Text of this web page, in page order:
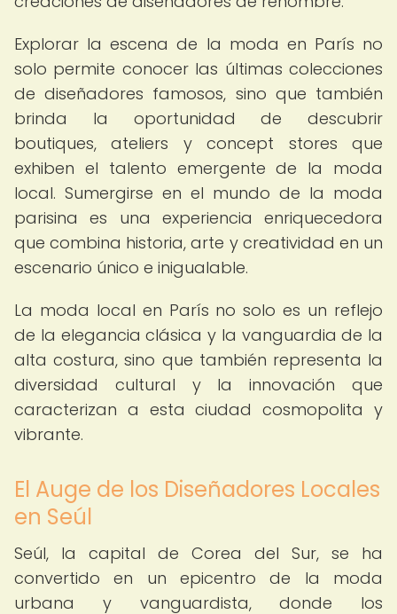
Explorar la escena de la moda en París no
solo permite conocer las últimas colecciones
de diseñadores famosos, sino que también
brinda la oportunidad de descubrir
boutiques, ateliers y concept stores que
exhiben el talento emergente de la moda
local. Sumergirse en el mundo de la moda
parisina es una experiencia enriquecedora
que combina historia, arte y creatividad en un
escenario único e inigualable.
La moda local en París no solo es un reflejo
de la elegancia clásica y la vanguardia de la
alta costura, sino que también representa la
diversidad cultural y la innovación que
caracterizan a esta ciudad cosmopolita y
vibrante.
El Auge de los Diseñadores Locales
en Seúl
Seúl, la capital de Corea del Sur, se ha
convertido en un epicentro de la moda
urbana y vanguardista, donde los